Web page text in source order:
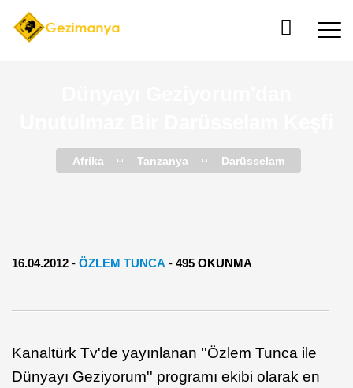
Afrika Tanzanya Darüsselam
16.04.2012 - ÖZLEM TUNCA - 495 OKUNMA
Kanaltürk Tv'de yayınlanan ''Özlem Tunca ile
Dünyayı Geziyorum'' programı ekibi olarak en